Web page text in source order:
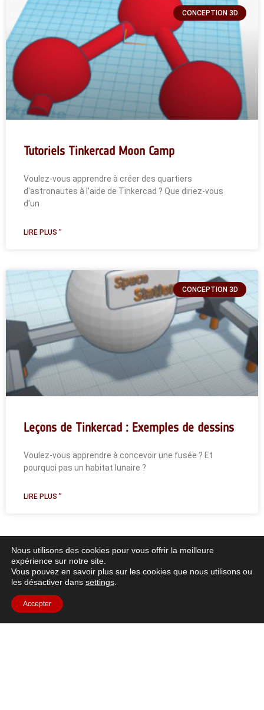
CONCEPTION 3D
Tutoriels Tinkercad Moon Camp
Voulez-vous apprendre à créer des quartiers
d'astronautes à l'aide de Tinkercad ? Que diriez-vous
d'un
LIRE PLUS "
CONCEPTION 3D
Leçons de Tinkercad : Exemples de dessins
Voulez-vous apprendre à concevoir une fusée ? Et
pourquoi pas un habitat lunaire ?
LIRE PLUS "
Toutes les ressources
Nous utilisons des cookies pour vous offrir la meilleure
expérience sur notre site.
Vous pouvez en savoir plus sur les cookies que nous utilisons ou
les désactiver dans settings
Accepter